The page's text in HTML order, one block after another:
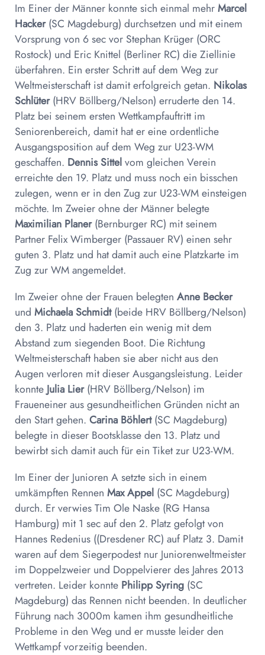
Im Einer der Männer konnte sich einmal mehrMarcel
Hacker(SC Magdeburg) durchsetzen und mit einem
Vorsprung von 6 sec vor Stephan Krüger (ORC
Rostock) und Eric Knittel (Berliner RC) die Ziellinie
überfahren. Ein erster Schritt auf dem Weg zur
Weltmeisterschaft ist damit erfolgreich getan. Nikolas
Schlüter(HRV Böllberg/Nelson) erruderte den 14.
Platz bei seinem ersten Wettkampfauftritt im
Seniorenbereich, damit hat er eine ordentliche
Ausgangsposition auf dem Weg zur U23-WM
geschaffen. Dennis Sittelvom gleichen Verein
erreichte den 19. Platz und muss noch ein bisschen
zulegen, wenn er in den Zug zur U23-WM einsteigen
möchte. Im Zweier ohne der Männer belegte
Maximilian Planer(Bernburger RC) mit seinem
Partner Felix Wimberger (Passauer RV) einen sehr
guten 3. Platz und hat damit auch eine Platzkarte im
Zug zur WM angemeldet.
Im Zweier ohne der Frauen belegtenAnne Becker
undMichaela Schmidt(beide HRV Böllberg/Nelson)
den 3. Platz und haderten ein wenig mit dem
Abstand zum siegenden Boot. Die Richtung
Weltmeisterschaft haben sie aber nicht aus den
Augen verloren mit dieser Ausgangsleistung. Leider
konnte Julia Lier(HRV Böllberg/Nelson) im
Fraueneiner aus gesundheitlichen Gründen nicht an
den Start gehen.Carina Böhlert(SC Magdeburg)
belegte in dieser Bootsklasse den 13. Platz und
bewirbt sich damit auch für ein Tiket zur U23-WM.
Im Einer der Junioren A setzte sich in einem
umkämpften RennenMax Appel (SC Magdeburg)
durch. Er verwies Tim Ole Naske (RG Hansa
Hamburg) mit 1 sec auf den 2. Platz gefolgt von
Hannes Redenius ((Dresdener RC) auf Platz 3. Damit
waren auf dem Siegerpodest nur Juniorenweltmeister
im Doppelzweier und Doppelvierer des Jahres 2013
vertreten. Leider konnte Philipp Syring (SC
Magdeburg) das Rennen nicht beenden. In deutlicher
Führung nach 3000m kamen ihm gesundheitliche
Probleme in den Weg und er musste leider den
Wettkampf vorzeitig beenden.